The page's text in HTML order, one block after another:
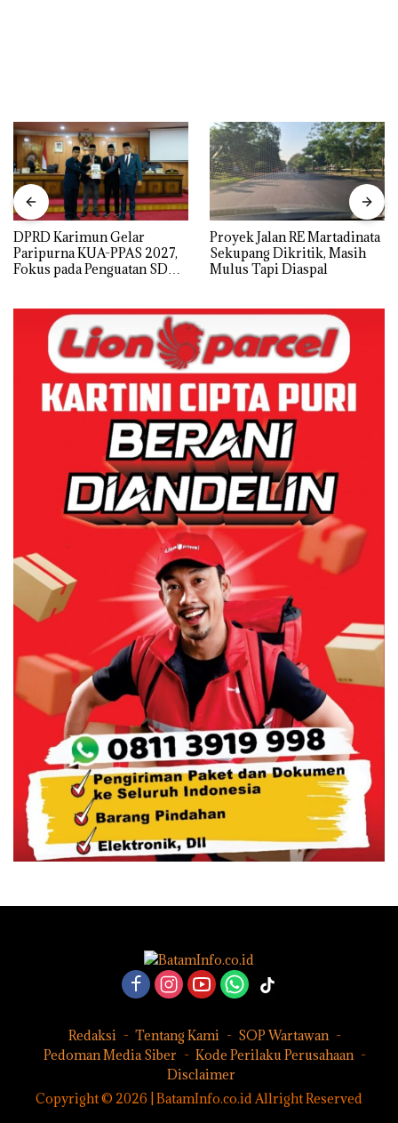
Proyek Jalan RE Martadinata
Sekupang Dikritik, Masih
Mulus Tapi Diaspal
IPK Kota Batam Kawal
Pengusutan Kasus Narkoba
di Empat Lokasi, Devin:Cari
Redaksi Tentang Kami
SOP Wartawan
Pedoman Media Siber
Kode Perilaku Perusahaan
Disclaimer
Copyright © 2026 | BatamInfo.co.id Allright Reserved